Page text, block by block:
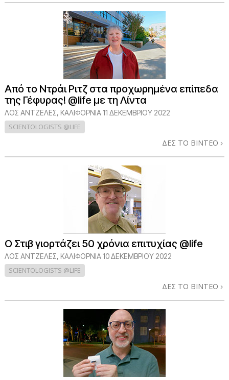
Από το Ντράι Ριτζ στα προχωρημένα επίπεδα
της Γέφυρας! @life με τη Λίντα
ΛΟΣ ΆΝΤΖΕΛΕΣ, ΚΑΛΙΦΌΡΝΙΑ11 ΔΕΚΕΜΒΡΙΟΥ 2022
SCIENTOLOGISTS @LIFE
ΔΕΣ ΤΟ ΒΙΝΤΕΟ
Ο Στιβ γιορτάζει 50 χρόνια επιτυχίας @life
ΛΟΣ ΆΝΤΖΕΛΕΣ, ΚΑΛΙΦΌΡΝΙΑ10 ΔΕΚΕΜΒΡΙΟΥ 2022
SCIENTOLOGISTS @LIFE
ΔΕΣ ΤΟ ΒΙΝΤΕΟ